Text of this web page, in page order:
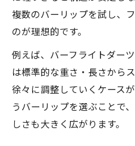
複数のバーリップを試し、
のが理想的です。
例えば、バーフライトダー
は標準的な重さ・長さから
徐々に調整していくケース
うバーリップを選ぶことで
しさも大きく広がります。